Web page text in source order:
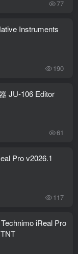
77
Instruments
190
JU-106 Editor
61
Pro v2026.1
117
iReal Pro